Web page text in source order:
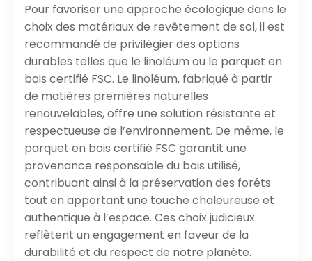
Pour favoriser une approche écologique dans le
choix des matériaux de revêtement de sol, il est
recommandé de privilégier des options
durables telles que le linoléum ou le parquet en
bois certifié FSC. Le linoléum, fabriqué à partir
de matières premières naturelles
renouvelables, offre une solution résistante et
respectueuse de l’environnement. De même, le
parquet en bois certifié FSC garantit une
provenance responsable du bois utilisé,
contribuant ainsi à la préservation des forêts
tout en apportant une touche chaleureuse et
authentique à l’espace. Ces choix judicieux
reflètent un engagement en faveur de la
durabilité et du respect de notre planète.